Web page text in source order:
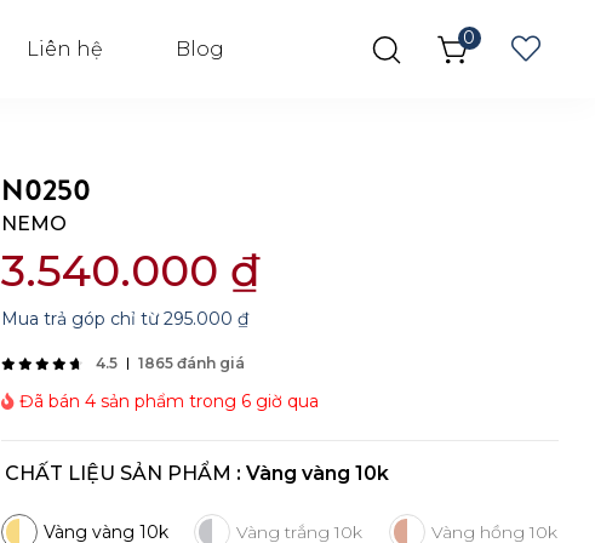
Liên hệ Blog 0
N0250
NEMO
3.540.000 ₫
Mua trả góp chỉ từ295.000 ₫
4.5 1865 đánh giá
Đã bán 4 sản phẩm trong 6 giờ qua
CHẤT LIỆU SẢN PHẨM : Vàng vàng 10k